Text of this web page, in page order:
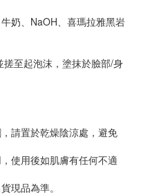
奶、NaOH、喜瑪拉雅黑岩
至起泡沫，塗抹於臉部/身
請置於乾燥陰涼處，避免
使用後如肌膚有任何不適
現品為準。